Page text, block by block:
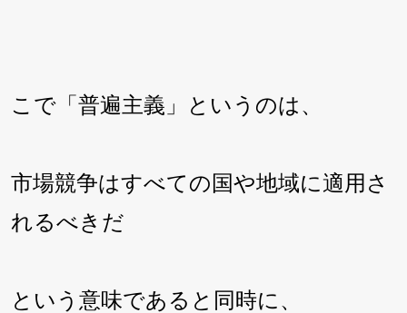
こで「普遍主義」というのは、
市場競争はすべての国や地域に適用さ
れるべきだ
という意味であると同時に、